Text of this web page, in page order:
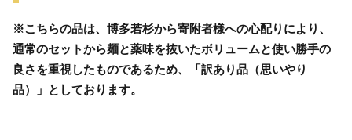
※こちらの品は、博多若杉から寄附者様への心配りにより、
通常のセットから麺と薬味を抜いたボリュームと使い勝手の
良さを重視したものであるため、「訳あり品（思いやり
品）」としております。